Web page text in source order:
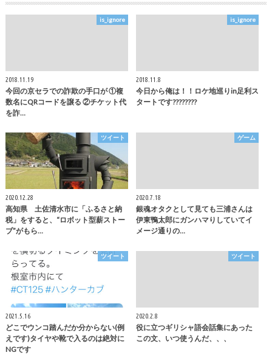
is_ignore
2018.11.19
今回の京セラでの詐欺の手口が ①複
数名にQRコードを譲る ②チケット代
を詐…
is_ignore
2018.11.8
今日から俺は！！ロケ地巡りin足利ス
タートです????????
ツイート
2020.12.28
高知県 土佐清水市に「ふるさと納
税」をすると、“ロボット型薪ストー
ブ”がもら…
ゲーム
2020.7.18
銀魂オタクとして見ても三浦さんは
伊東鴨太郎にガンハマりしていてイ
メージ通りの…
ツイート
2021.5.16
どこでウンコ踏んだか分からない(例
えです)タイヤや靴で入るのは絶対に
NGです
ツイート
2020.2.8
役に立つギリシャ語会話集にあった
この文、いつ使うんだ、、、